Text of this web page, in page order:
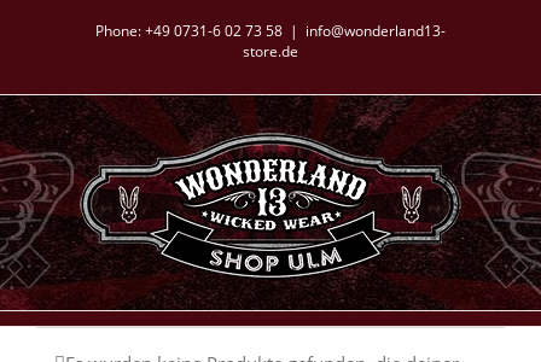
springen
Phone:+49 0731-6 02 73 58 | info@wonderland13-
store.de